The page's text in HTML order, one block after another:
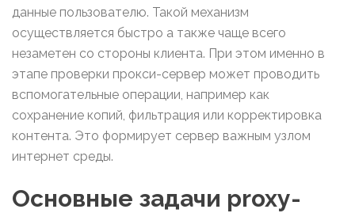
данные пользователю. Такой механизм
осуществляется быстро а также чаще всего
незаметен со стороны клиента. При этом именно в
этапе проверки прокси-сервер может проводить
вспомогательные операции, например как
сохранение копий, фильтрация или корректировка
контента. Это формирует сервер важным узлом
интернет среды.
Основные задачи proxy-